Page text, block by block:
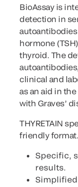
BioAssay is
detection in
hormone
thyroid. The
clinical and
as an aid in
with Graves’
THYRETAIN
friendly format.
Specific,
results.